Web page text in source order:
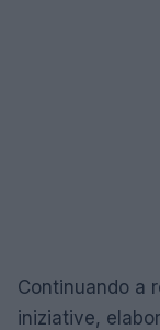
Continuando a
iniziative,